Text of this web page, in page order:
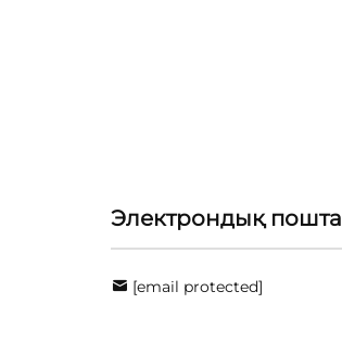
Электрондық пошта
[email protected]